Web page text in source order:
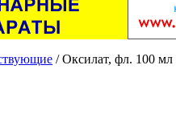
/ Оксилат, фл. 100 мл